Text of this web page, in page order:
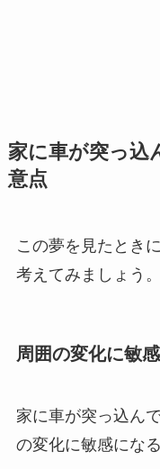
家に車が突っ込
意点
この夢を見たとき
考えてみましょう。
周囲の変化に敏
家に車が突っ込ん
の変化に敏感にな